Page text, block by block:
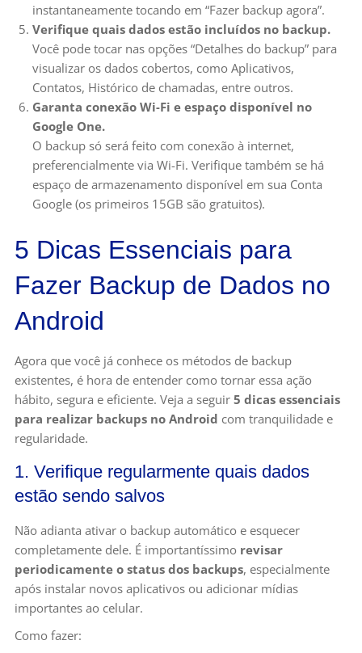
instantaneamente tocando em “Fazer backup agora”.
Verifique quais dados estão incluídos no backup.
Você pode tocar nas opções “Detalhes do backup” para
visualizar os dados cobertos, como Aplicativos,
Contatos, Histórico de chamadas, entre outros.
Garanta conexão Wi-Fi e espaço disponível no
Google One.
O backup só será feito com conexão à internet,
preferencialmente via Wi-Fi. Verifique também se há
espaço de armazenamento disponível em sua Conta
Google (os primeiros 15GB são gratuitos).
5 Dicas Essenciais para
Fazer Backup de Dados no
Android
Agora que você já conhece os métodos de backup
existentes, é hora de entender como tornar essa ação
hábito, segura e eficiente. Veja a seguir 5 dicas essenciais
para realizar backups no Android com tranquilidade e
regularidade.
1. Verifique regularmente quais dados
estão sendo salvos
Não adianta ativar o backup automático e esquecer
completamente dele. É importantíssimo revisar
periodicamente o status dos backups, especialmente
após instalar novos aplicativos ou adicionar mídias
importantes ao celular.
Como fazer: